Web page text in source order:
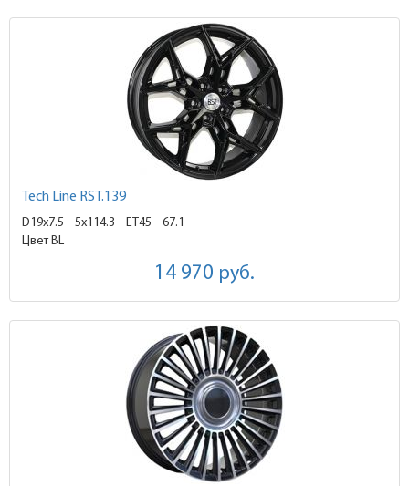
Tech Line RST.139
D19x7.5 5x114.3 ET45
67.1
Цвет BL
14 970 руб.